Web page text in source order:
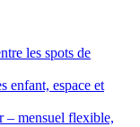
les spots de
enfant, espace et
– mensuel flexible,